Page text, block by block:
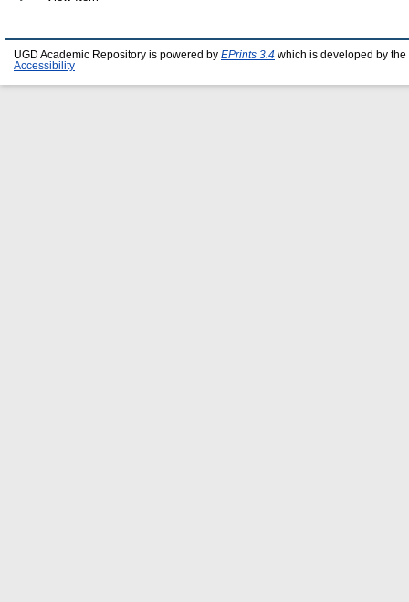
UGD Academic Repository is powered by EPrints 3.4 which is developed by the
Accessibility